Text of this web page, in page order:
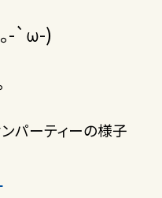
。-`ω-)
パーティーの様子